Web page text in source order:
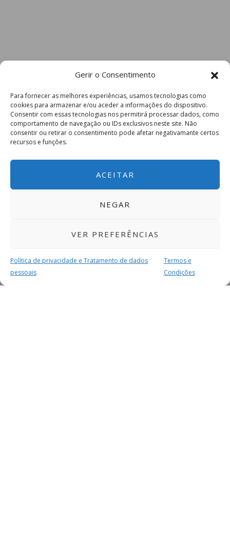
Gerir o Consentimento
Para fornecer as melhores experiências, usamos tecnologias como
cookies para armazenar e/ou aceder a informações do dispositivo.
Consentir com essas tecnologias nos permitirá processar dados, como
comportamento de navegação ou IDs exclusivos neste site. Não
consentir ou retirar o consentimento pode afetar negativamante certos
recursos e funções.
ACEITAR
NEGAR
VER PREFERÊNCIAS
Política de privacidade e Tratamento de dados
pessoais
Termos e
Condições